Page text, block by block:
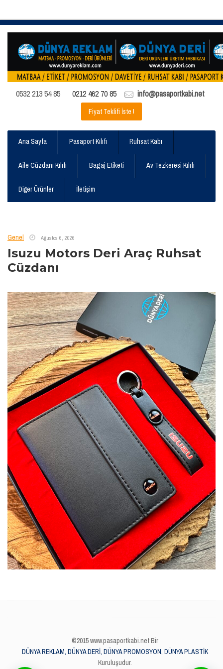
0532 213 54 85 0212 462 70 85 info@pasaportkabi.net
Fiyat Teklifi İste !
Ana Sayfa Pasaport Kılıfı Ruhsat Kabı
Aile Cüzdanı Kılıfı Bagaj Etiketi Av Tezkeresi Kılıfı
Diğer Ürünler İletişim
Genel Ağustos 6, 2026
Isuzu Motors Deri Araç Ruhsat
Cüzdanı
©2015 www.pasaportkabi.net Bir
DÜNYA REKLAM, DÜNYA DERİ, DÜNYA PROMOSYON, DÜNYA PLASTİK
Kuruluşudur.